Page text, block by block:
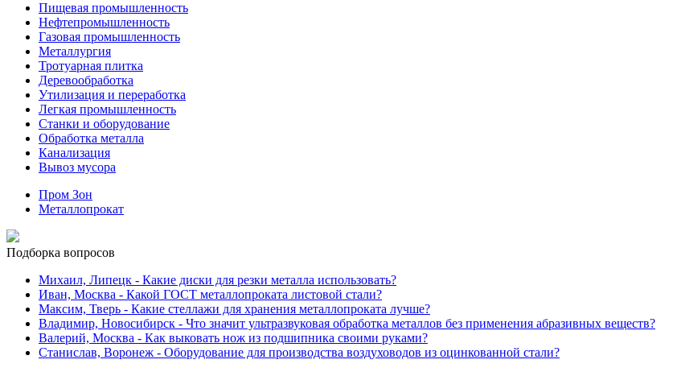
Пищевая промышленность
Нефтепромышленность
Газовая промышленность
Металлургия
Тротуарная плитка
Деревообработка
Утилизация и переработка
Легкая промышленность
Станки и оборудование
Обработка металла
Канализация
Вывоз мусора
Пром Зон
Металлопрокат
Подборка вопросов
Михаил, Липецк - Какие диски для резки металла использовать?
Иван, Москва - Какой ГОСТ металлопроката листовой стали?
Максим, Тверь - Какие стеллажи для хранения металлопроката лучше?
Владимир, Новосибирск - Что значит ультразвуковая обработка металлов без применения абразивных веществ?
Валерий, Москва - Как выковать нож из подшипника своими руками?
Станислав, Воронеж - Оборудование для производства воздуховодов из оцинкованной стали?